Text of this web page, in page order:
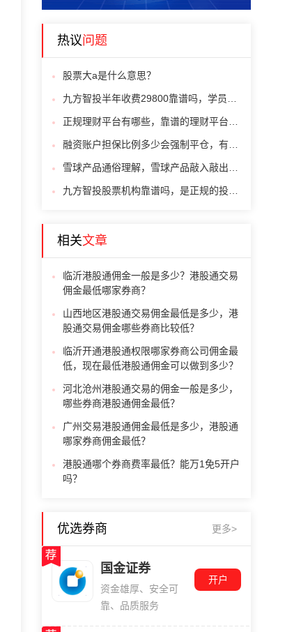
1
热议问题
股票大a是什么意思？
相关文章
临沂港股通佣金一般是多少？港股通交易
佣金最低哪家券商？
山西地区港股通交易佣金最低是多少，港
股通交易佣金哪些券商比较低？
临沂开通港股通权限哪家券商公司佣金最
低，现在最低港股通佣金可以做到多少？
河北沧州港股通交易的佣金一般是多少，
哪些券商港股通佣金最低？
广州交易港股通佣金最低是多少，港股通
哪家券商佣金最低？
港股通哪个券商费率最低？能万1免5开户
吗？
优选券商 更多>
国金证券
资金雄厚、安全可
靠、品质服务
开户